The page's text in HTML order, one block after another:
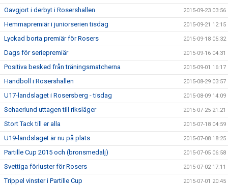
Oavgjort i derbyt i Rosershallen 2015-09-23 03:56
Hemmapremiär i juniorserien tisdag 2015-09-21 12:15
Lyckad borta premiär för Rosers 2015-09-18 05:32
Dags för seriepremiär 2015-09-16 04:31
Positiva besked från träningsmatcherna 2015-09-01 16:17
Handboll i Rosershallen 2015-08-29 03:57
U17-landslaget i Rosersberg - tisdag 2015-08-09 14:09
Schaerlund uttagen till riksläger 2015-07-25 21:21
Stort Tack till er alla 2015-07-18 04:59
U19-landslaget är nu på plats 2015-07-08 18:25
Partille Cup 2015 och (bronsmedalj) 2015-07-05 06:58
Svettiga förluster för Rosers 2015-07-02 17:11
Trippel vinster i Partille Cup 2015-07-01 20:45